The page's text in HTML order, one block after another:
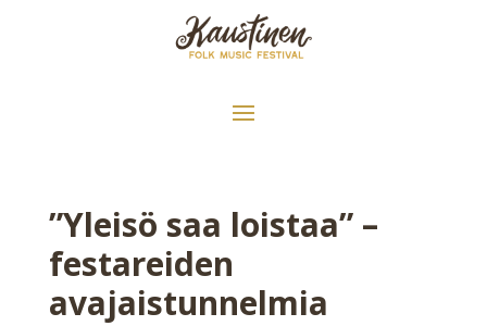
”Yleisö saa loistaa” –
festareiden
avajaistunnelmia